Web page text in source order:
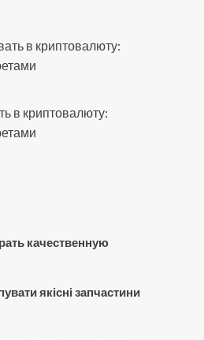
в криптовалюту:
качественную
якісні запчастини